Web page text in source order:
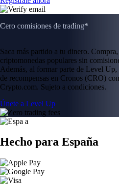
Cero comisiones de trading*
Saca más partido a tu dinero.
criptomonedas populares sin
Además, al formar parte de Level
de recompensas en Cronos (CRO)
Crypto.com. Sujeto a condiciones.
Únete a Level Up
Hecho para España